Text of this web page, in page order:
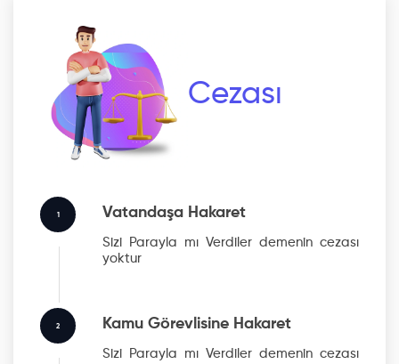
Cezası
1 Vatandaşa Hakaret
Sizi Parayla mı Verdiler demenin cezası
yoktur
2 Kamu Görevlisine Hakaret
Sizi Parayla mı Verdiler demenin cezası